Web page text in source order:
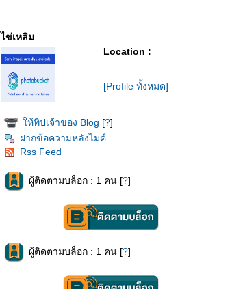
ไข่เหลิม
Location :
[Profile ทั้งหมด]
ห้ทิปเจ้าของ Blog [?]
ฝากข้อความหลังไมค์
Rss Feed
ผู้ติดตามบล็อก : 1 คน [?]
ผู้ติดตามบล็อก : 1 คน [?]